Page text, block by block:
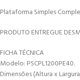
Plataforma Simples
PRODUTO ENTREGUE
FICHA TÉCNICA
Modelo: PSCPL1200PE40.
Dimensões (Altura x